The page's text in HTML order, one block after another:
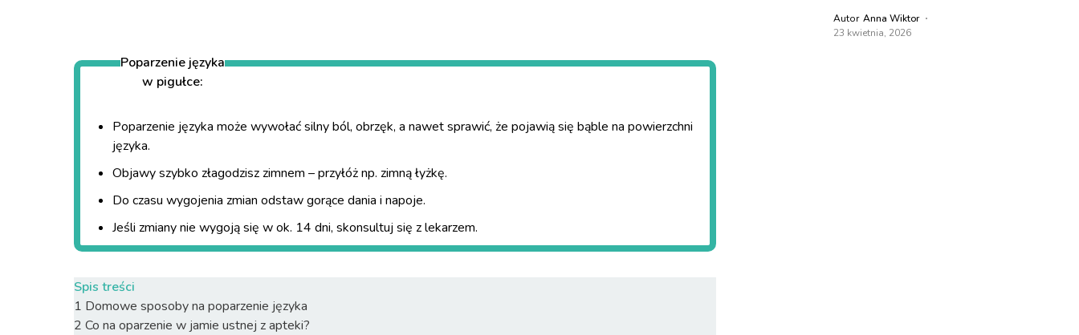
Poparzenie języka
w pigułce:
Poparzenie języka może wywołać silny ból, obrzęk, a nawet sprawić, że pojawią się bąble na powierzchni
języka.
Objawy szybko złagodzisz zimnem – przyłóż np. zimną łyżkę.
Do czasu wygojenia zmian odstaw gorące dania i napoje.
Jeśli zmiany nie wygoją się w ok. 14 dni, skonsultuj się z lekarzem.
Spis treści
1 Domowe sposoby na poparzenie języka
2 Co na oparzenie w jamie ustnej z apteki?
Autor Anna Wiktor
23 kwietnia, 2026